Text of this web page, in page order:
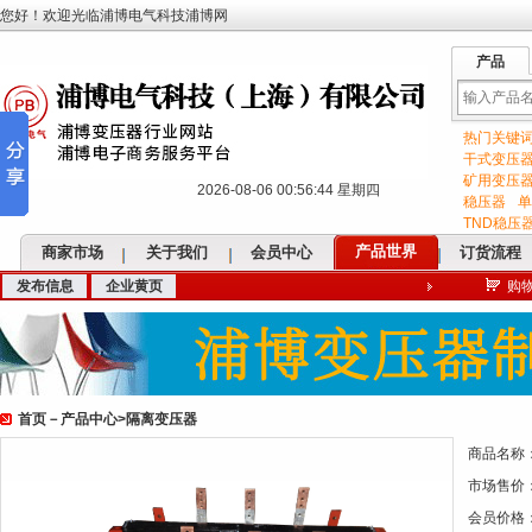
您好！欢迎光临浦博电气科技浦博网
2026-08-06 00:56:45 星期四
产品
输热门关键
干式变压
矿用变压
稳压器
TND稳压
商家市场 关于我们 会员中心 产品世界 订货流程
发布信息 企业黄页 购
首页 － 产品中心>隔离变压器
商品名称
市场售价
会员价格